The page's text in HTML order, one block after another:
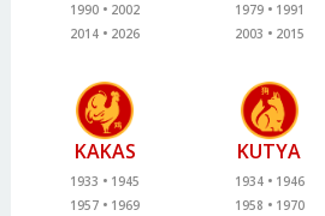
1990
2002
2014
2026
1979
1991
2003
2015
KAKAS
1933
1945
1957
1969
KUTYA
1934
1946
1958
1970